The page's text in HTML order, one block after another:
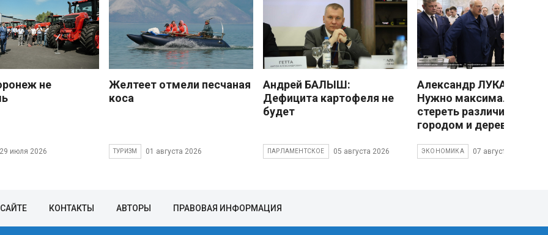
не
29 июля 2026
Желтеет отмели песчаная
коса
ТУРИЗМ 01 августа 2026
Андрей БАЛЫШ:
Дефицита картофеля не
будет
ПАРЛАМЕНТСКОЕ 05 августа 2026
Александр
Нужно максимально
стереть различия
городом и деревней
ЭКОНОМИКА 07 августа 2026
КОНТАКТЫ АВТОРЫ ПРАВОВАЯ ИНФОРМАЦИЯ